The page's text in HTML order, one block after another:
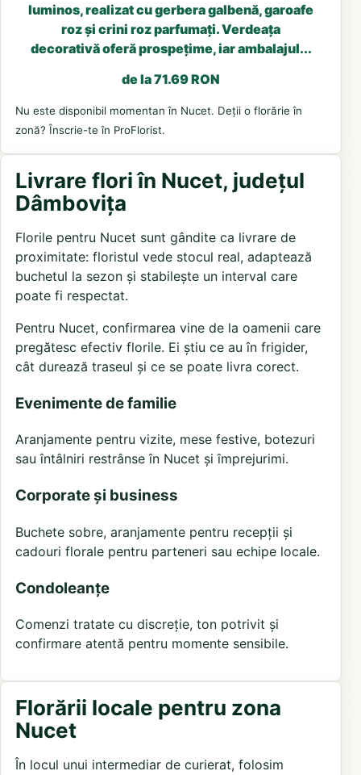
luminos, realizat cu gerbera galbenă, garoafe
roz și crini roz parfumați. Verdeața
decorativă oferă prospețime, iar ambalajul...
de la 71.69 RON
Nu este disponibil momentan în Nucet. Deții o florărie în
zonă? Înscrie-te în ProFlorist.
Livrare flori în Nucet, județul
Dâmbovița
Florile pentru Nucet sunt gândite ca livrare de
proximitate: floristul vede stocul real, adaptează
buchetul la sezon și stabilește un interval care
poate fi respectat.
Pentru Nucet, confirmarea vine de la oamenii care
pregătesc efectiv florile. Ei știu ce au în frigider,
cât durează traseul și ce se poate livra corect.
Evenimente de familie
Aranjamente pentru vizite, mese festive, botezuri
sau întâlniri restrânse în Nucet și împrejurimi.
Corporate și business
Buchete sobre, aranjamente pentru recepții și
cadouri florale pentru parteneri sau echipe locale.
Condoleanțe
Comenzi tratate cu discreție, ton potrivit și
confirmare atentă pentru momente sensibile.
Florării locale pentru zona
Nucet
În locul unui intermediar de curierat, folosim